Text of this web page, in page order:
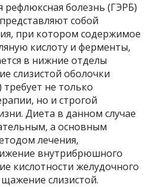
рефлюксная болезнь (ГЭРБ)
собой
при котором содержимое
кислоту и ферменты,
в нижние отделы
слизистой оболочки
не только
но и строгой
Диета в данном случае
а основным
лечения,
внутрибрюшного
кислотности желудочного
слизистой.